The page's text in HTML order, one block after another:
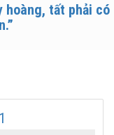
hoàng, tất phải có